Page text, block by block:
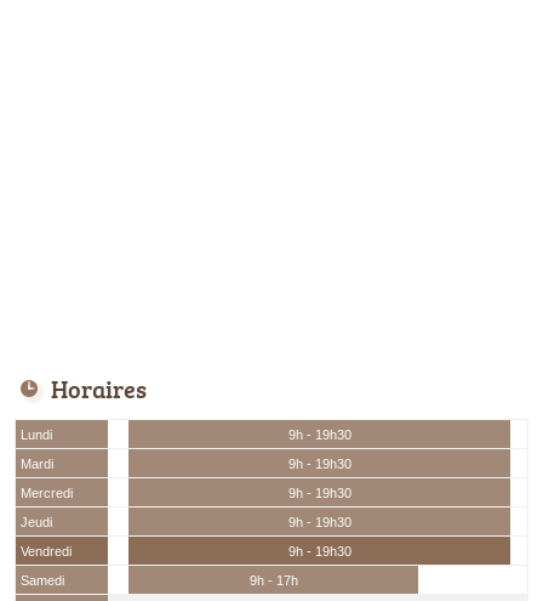
Horaires
Lundi
9h - 19h30
Mardi
9h - 19h30
Mercredi
9h - 19h30
Jeudi
9h - 19h30
Vendredi
9h - 19h30
Samedi
9h - 17h